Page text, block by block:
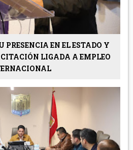
EN EL ESTADO Y
LIGADA A EMPLEO